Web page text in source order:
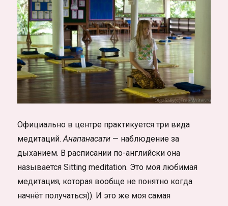
Официально в центре практикуется три вида
медитаций.Анапанасати — наблюдение за
дыханием. В расписании по-английски она
называется Sitting meditation. Это моя любимая
медитация, которая вообще не понятно когда
начнёт получаться)). И это же моя самая